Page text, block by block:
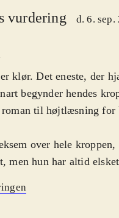
vurdering d. 6. sep.
klør. Det eneste, der
begynder hendes
til højtlæsning for
over hele
men hun har altid
hende med til